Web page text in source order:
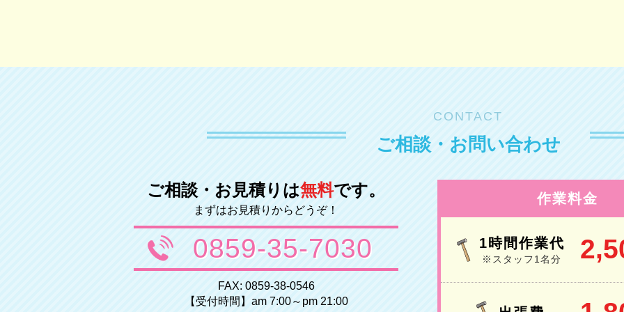
CONTACT
ご相談・お問い合わせ
ご相談・お見積りは無料です。
まずはお見積りからどうぞ！
0859-35-7030
FAX: 0859-38-0546
【受付時間】am 7:00～pm 21:00
作業料金
1時間作業代
※スタッフ1名分